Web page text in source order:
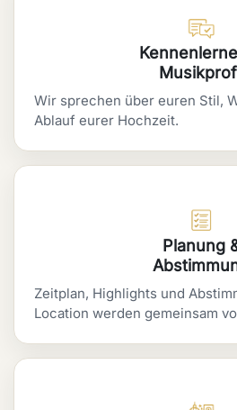
Wir sprechen über euren Stil,
Ablauf eurer Hochzeit.
Planung
Zeitplan, Highlights und
Location werden gemeinsam